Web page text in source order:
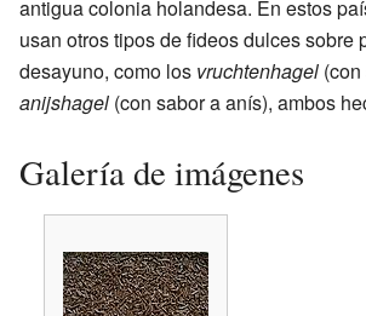
antigua colonia holandesa. En estos
usan otros tipos de fideos dulces sobre
desayuno, como los vruchtenhagel
anijshagel (con sabor a anís), ambos
Galería de imágenes